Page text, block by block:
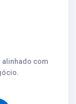
alinhado com